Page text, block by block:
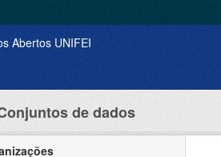
de dados